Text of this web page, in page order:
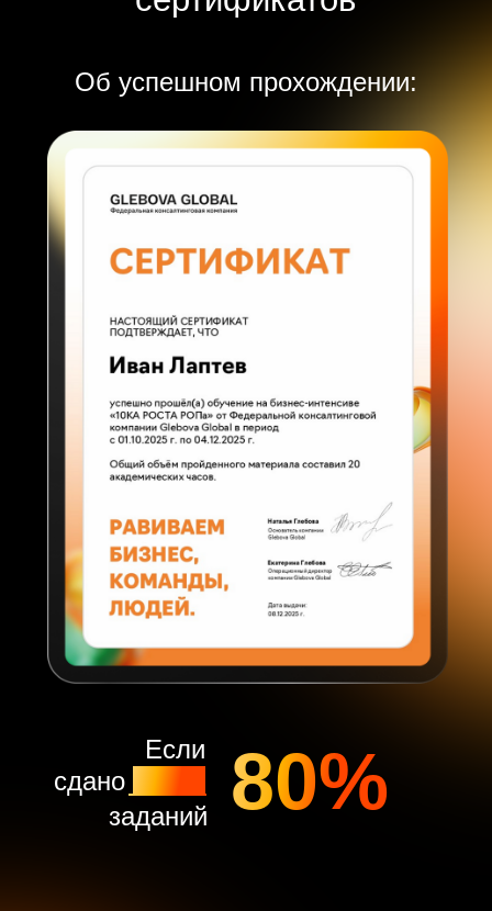
отправить
на обработку своих персональных данных
в соответствии с
Политикой обработки персональных